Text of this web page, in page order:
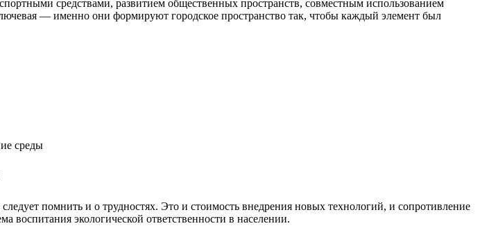
средствами, развитием общественных пространств, совместным использованием
— именно они формируют городское пространство так, чтобы каждый элемент был
среды
помнить и о трудностях. Это и стоимость внедрения новых технологий, и сопротивление
экологической ответственности в населении.